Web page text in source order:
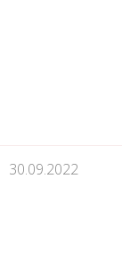
30.09.2022